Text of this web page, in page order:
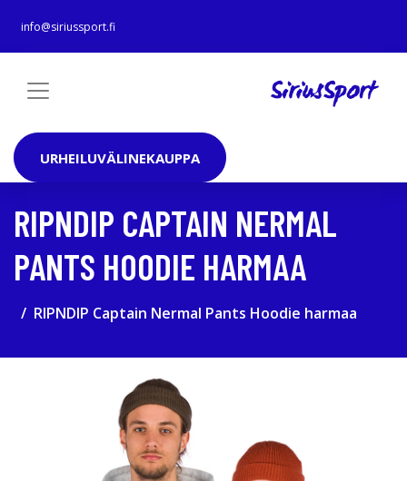
info@siriussport.fi
URHEILUVÄLINEKAUPPA
RIPNDIP CAPTAIN NERMAL
PANTS HOODIE HARMAA
RIPNDIP Captain Nermal Pants Hoodie harmaa